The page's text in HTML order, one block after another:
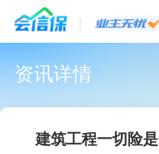
资讯详情
建筑工程一切险